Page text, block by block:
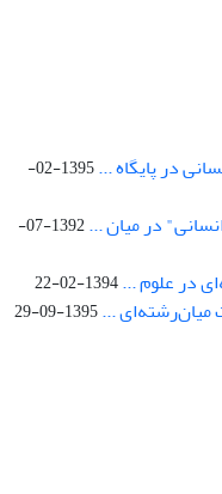
در پایگاه ...
1395-02-
در میان ...
1392-07-
در علوم ...1394-02-22
...
1395-09-29